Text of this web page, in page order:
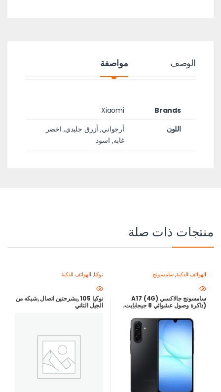
الوصف مواصفة
Brands
Xiaomi
اللون
أرجواني, أزرق جليدي, اخضر
غابه, اسود
منتجات ذات صلة
الهواتف الذكية,سامسونج
سامسونج جالاكسي A17 (4G)
(ذاكرة وصول عشوائي 8 جيجابايت،
شاشة Super AMOLED 90 هرتز،
كاميرا 50 ميجابكسل مثبت بصري،
بطارية 5000 مللي أمبير/ساعة |
ارخص سعر في مصر
نوكيا, الهواتف الذكية
نوكيا 105 ,بشرحتين اتصال ,شبكه من
الجيل التاني